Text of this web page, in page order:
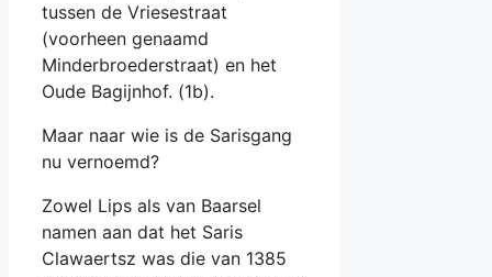
tussen de Vriesestraat
(voorheen genaamd
Minderbroederstraat) en het
Oude Bagijnhof. (1b).
Maar naar wie is de Sarisgang
nu vernoemd?
Zowel Lips als van Baarsel
namen aan dat het Saris
Clawaertsz was die van 1385